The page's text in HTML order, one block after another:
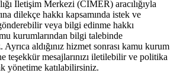
İletişim Merkezi (CİMER) aracılığıyla
dilekçe hakkı kapsamında istek ve
veya bilgi edinme hakkı
kurumlarından bilgi talebinde
aldığınız hizmet sonrası kamu kurum
teşekkür mesajlarınızı iletilebilir ve politika
yönetime katılabilirsiniz.